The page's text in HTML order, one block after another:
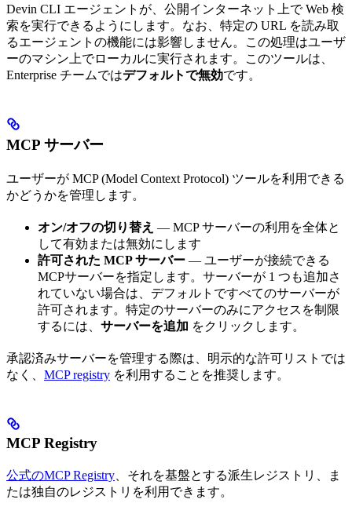
Devin CLI エージェントが、公開インターネット上で Web 検
索を実行できるようにします。なお、特定の URL を読み取
るエージェントの機能には影響しません。この処理はユーザ
ーのマシン上でローカルに実行されます。このツールは、
Enterprise チームではデフォルトで無効です。
MCP サーバー
ユーザーが MCP (Model Context Protocol) ツールを利用できる
かどうかを管理します。
オン/オフの切り替え — MCP サーバーの利用を全体と
して有効または無効にします
許可された MCP サーバー — ユーザーが接続できる
MCPサーバーを指定します。サーバーが 1 つも追加さ
れていない場合は、デフォルトですべてのサーバーが
許可されます。特定のサーバーのみにアクセスを制限
するには、 サーバーを追加 をクリックします。
承認済みサーバーを管理する際は、明示的な許可リストでは
なく、 MCP registry を利用することを推奨します。
MCP Registry
公式のMCP Registry 、それを基盤とする派生レジストリ、ま
たは独自のレジストリを利用できます。